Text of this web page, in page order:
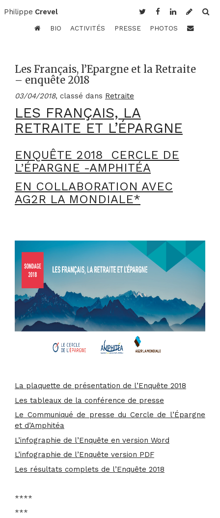
Philippe Crevel
BIO ACTIVITÉS PRESSE PHOTOS
Les Français, l’Epargne et la Retraite
– enquête 2018
03/04/2018, classé dans Retraite
LES FRANÇAIS, LA
RETRAITE ET L’ÉPARGNE
ENQUÊTE 2018 CERCLE DE
L’ÉPARGNE -AMPHITÉA
EN COLLABORATION AVEC
AG2R LA MONDIALE*
La plaquette de présentation de l’Enquête 2018
Les tableaux de la conférence de presse
Le Communiqué de presse du Cercle de l’Épargne
et d’Amphitéa
L’infographie de l’Enquête en version Word
L’infographie de l’Enquête version PDF
Les résultats complets de l’Enquête 2018
****
***